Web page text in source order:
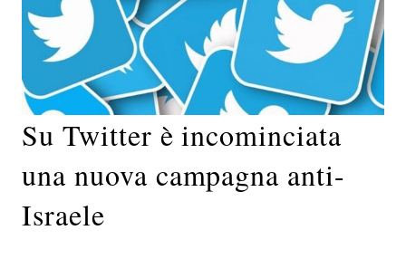
Su Twitter è incominciata
una nuova campagna anti-
Israele